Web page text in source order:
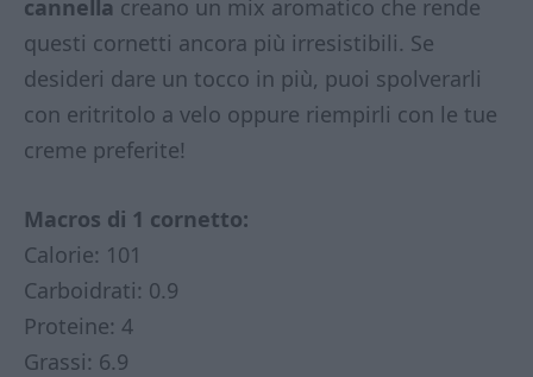
cannella creano un mix aromatico che rende
questi cornetti ancora più irresistibili. Se
desideri dare un tocco in più, puoi spolverarli
con eritritolo a velo oppure riempirli con le tue
creme preferite!
Macros di 1 cornetto:
Calorie: 101
Carboidrati: 0.9
Proteine: 4
Grassi: 6.9